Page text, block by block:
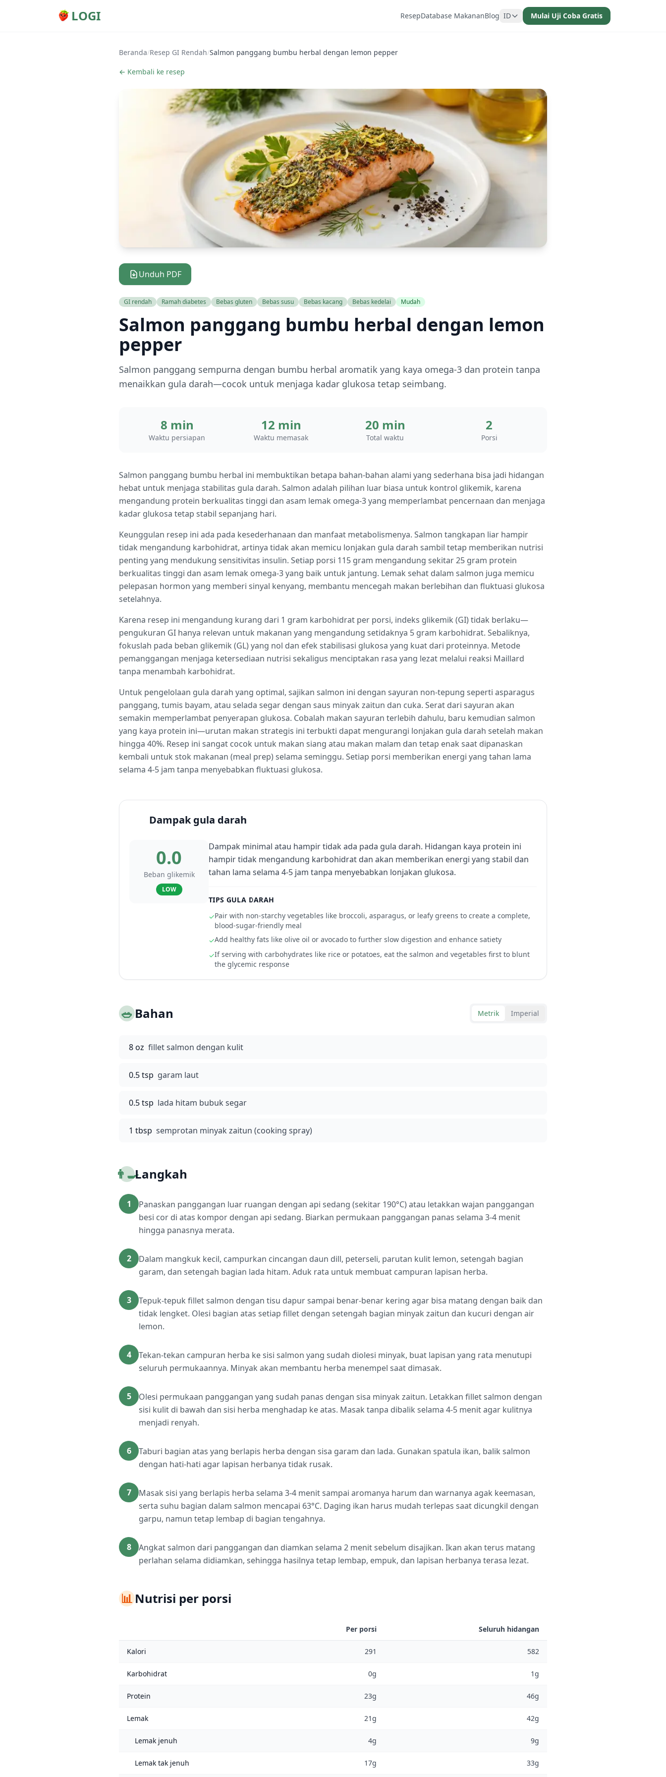
LOGI ResepDatabase MakananBlog ID Mulai Uji Coba Gratis
Beranda/Resep GI Rendah/Salmon panggang bumbu herbal dengan lemon pepper
← Kembali ke resep
Unduh PDF
GI rendah Ramah diabetes Bebas gluten Bebas susu Bebas kacang Bebas kedelai Mudah
Salmon panggang bumbu herbal dengan lemon
pepper
Salmon panggang sempurna dengan bumbu herbal aromatik yang kaya omega-3 dan protein tanpa
menaikkan gula darah—cocok untuk menjaga kadar glukosa tetap seimbang.
8 min
Waktu persiapan
12 min
Waktu memasak
20 min
Total waktu
2
Porsi
Salmon panggang bumbu herbal ini membuktikan betapa bahan-bahan alami yang sederhana bisa jadi hidangan
hebat untuk menjaga stabilitas gula darah. Salmon adalah pilihan luar biasa untuk kontrol glikemik, karena
mengandung protein berkualitas tinggi dan asam lemak omega-3 yang memperlambat pencernaan dan menjaga
kadar glukosa tetap stabil sepanjang hari.
Keunggulan resep ini ada pada kesederhanaan dan manfaat metabolismenya. Salmon tangkapan liar hampir
tidak mengandung karbohidrat, artinya tidak akan memicu lonjakan gula darah sambil tetap memberikan nutrisi
penting yang mendukung sensitivitas insulin. Setiap porsi 115 gram mengandung sekitar 25 gram protein
berkualitas tinggi dan asam lemak omega-3 yang baik untuk jantung. Lemak sehat dalam salmon juga memicu
pelepasan hormon yang memberi sinyal kenyang, membantu mencegah makan berlebihan dan fluktuasi glukosa
setelahnya.
Karena resep ini mengandung kurang dari 1 gram karbohidrat per porsi, indeks glikemik (GI) tidak berlaku—
pengukuran GI hanya relevan untuk makanan yang mengandung setidaknya 5 gram karbohidrat. Sebaliknya,
fokuslah pada beban glikemik (GL) yang nol dan efek stabilisasi glukosa yang kuat dari proteinnya. Metode
pemanggangan menjaga ketersediaan nutrisi sekaligus menciptakan rasa yang lezat melalui reaksi Maillard
tanpa menambah karbohidrat.
Untuk pengelolaan gula darah yang optimal, sajikan salmon ini dengan sayuran non-tepung seperti asparagus
panggang, tumis bayam, atau selada segar dengan saus minyak zaitun dan cuka. Serat dari sayuran akan
semakin memperlambat penyerapan glukosa. Cobalah makan sayuran terlebih dahulu, baru kemudian salmon
yang kaya protein ini—urutan makan strategis ini terbukti dapat mengurangi lonjakan gula darah setelah makan
hingga 40%. Resep ini sangat cocok untuk makan siang atau makan malam dan tetap enak saat dipanaskan
kembali untuk stok makanan (meal prep) selama seminggu. Setiap porsi memberikan energi yang tahan lama
selama 4-5 jam tanpa menyebabkan fluktuasi glukosa.
Dampak gula darah
0.0
Beban glikemik
LOW
Dampak minimal atau hampir tidak ada pada gula darah. Hidangan kaya protein ini
hampir tidak mengandung karbohidrat dan akan memberikan energi yang stabil dan
tahan lama selama 4-5 jam tanpa menyebabkan lonjakan glukosa.
TIPS GULA DARAH
✓Pair with non-starchy vegetables like broccoli, asparagus, or leafy greens to create a complete,
blood-sugar-friendly meal
✓Add healthy fats like olive oil or avocado to further slow digestion and enhance satiety
✓If serving with carbohydrates like rice or potatoes, eat the salmon and vegetables first to blunt
the glycemic response
🥗Bahan Metrik Imperial
8 oz fillet salmon dengan kulit
0.5 tsp garam laut
0.5 tsp lada hitam bubuk segar
1 tbsp semprotan minyak zaitun (cooking spray)
👨‍🍳Langkah
1
Panaskan panggangan luar ruangan dengan api sedang (sekitar 190°C) atau letakkan wajan panggangan
besi cor di atas kompor dengan api sedang. Biarkan permukaan panggangan panas selama 3-4 menit
hingga panasnya merata.
2
Dalam mangkuk kecil, campurkan cincangan daun dill, peterseli, parutan kulit lemon, setengah bagian
garam, dan setengah bagian lada hitam. Aduk rata untuk membuat campuran lapisan herba.
3
Tepuk-tepuk fillet salmon dengan tisu dapur sampai benar-benar kering agar bisa matang dengan baik dan
tidak lengket. Olesi bagian atas setiap fillet dengan setengah bagian minyak zaitun dan kucuri dengan air
lemon.
4
Tekan-tekan campuran herba ke sisi salmon yang sudah diolesi minyak, buat lapisan yang rata menutupi
seluruh permukaannya. Minyak akan membantu herba menempel saat dimasak.
5
Olesi permukaan panggangan yang sudah panas dengan sisa minyak zaitun. Letakkan fillet salmon dengan
sisi kulit di bawah dan sisi herba menghadap ke atas. Masak tanpa dibalik selama 4-5 menit agar kulitnya
menjadi renyah.
6
Taburi bagian atas yang berlapis herba dengan sisa garam dan lada. Gunakan spatula ikan, balik salmon
dengan hati-hati agar lapisan herbanya tidak rusak.
7
Masak sisi yang berlapis herba selama 3-4 menit sampai aromanya harum dan warnanya agak keemasan,
serta suhu bagian dalam salmon mencapai 63°C. Daging ikan harus mudah terlepas saat dicungkil dengan
garpu, namun tetap lembap di bagian tengahnya.
8
Angkat salmon dari panggangan dan diamkan selama 2 menit sebelum disajikan. Ikan akan terus matang
perlahan selama didiamkan, sehingga hasilnya tetap lembap, empuk, dan lapisan herbanya terasa lezat.
📊Nutrisi per porsi
Per porsi Seluruh hidangan
Kalori 291 582
Karbohidrat 0g 1g
Protein 23g 46g
Lemak 21g 42g
Lemak jenuh 4g 9g
Lemak tak jenuh 17g 33g